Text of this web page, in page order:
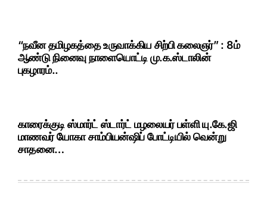
“நவீன தமிழகத்தை உருவாக்கிய சிற்பி கலைஞர்” : 8ம்
ஆண்டு நினைவு நாளையொட்டி மு.க.ஸ்டாலின்
புகழாரம்..
காரைக்குடி ஸ்மார்ட் ஸ்டார்ட் மழலையர் பள்ளி யு.கே.ஜி
மாணவர் யோகா சாம்பியன்ஷிப் போட்டியில் வென்று
சாதனை…